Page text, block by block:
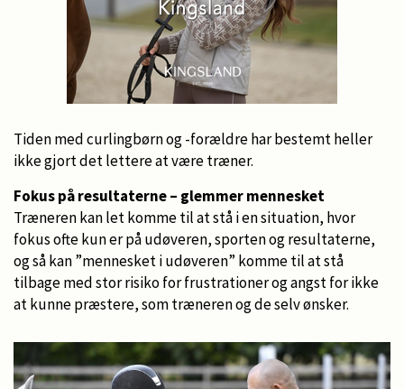
Tiden med curlingbørn og -forældre har bestemt heller
ikke gjort det lettere at være træner.
Fokus på resultaterne – glemmer mennesket
Træneren kan let komme til at stå i en situation, hvor
fokus ofte kun er på udøveren, sporten og resultaterne,
og så kan ”mennesket i udøveren” komme til at stå
tilbage med stor risiko for frustrationer og angst for ikke
at kunne præstere, som træneren og de selv ønsker.